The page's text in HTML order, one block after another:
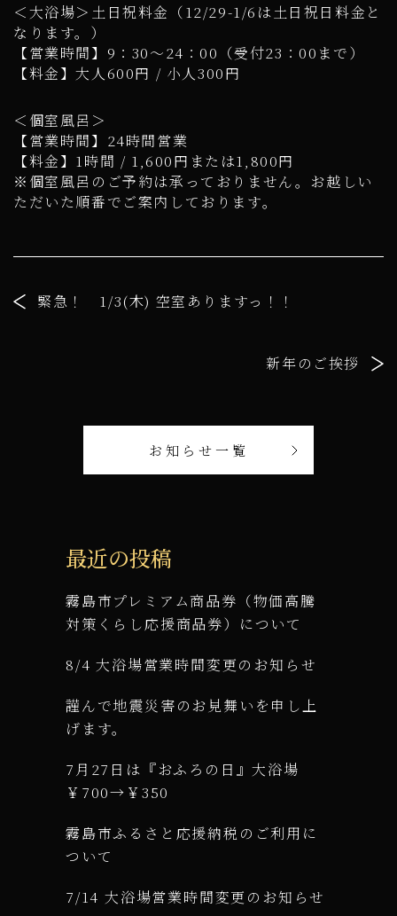
＜大浴場＞土日祝料金（12/29-1/6は土日祝日料金と
なります。）
【営業時間】9：30～24：00（受付23：00まで）
【料金】大人600円 / 小人300円
＜個室風呂＞
【営業時間】24時間営業
【料金】1時間 / 1,600円または1,800円
※個室風呂のご予約は承っておりません。お越しい
ただいた順番でご案内しております。
緊急！ 1/3(木) 空室ありますっ！！
新年のご挨拶
お知らせ一覧
最近の投稿
霧島市プレミアム商品券（物価高騰
対策くらし応援商品券）について
8/4 大浴場営業時間変更のお知らせ
謹んで地震災害のお見舞いを申し上
げます。
7月27日は『おふろの日』大浴場
￥700→￥350
霧島市ふるさと応援納税のご利用に
ついて
7/14 大浴場営業時間変更のお知らせ